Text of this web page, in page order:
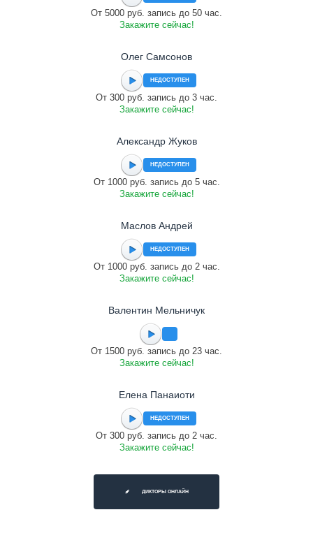
От 5000 руб. запись до 50 час.
Закажите сейчас!
Олег Самсонов
НЕДОСТУПЕН
От 300 руб. запись до 3 час.
Закажите сейчас!
Александр Жуков
НЕДОСТУПЕН
От 1000 руб. запись до 5 час.
Закажите сейчас!
Маслов Андрей
НЕДОСТУПЕН
От 1000 руб. запись до 2 час.
Закажите сейчас!
Валентин Мельничук
От 1500 руб. запись до 23 час.
Закажите сейчас!
Елена Панаиоти
НЕДОСТУПЕН
От 300 руб. запись до 2 час.
Закажите сейчас!
ДИКТОРЫ ОНЛАЙН